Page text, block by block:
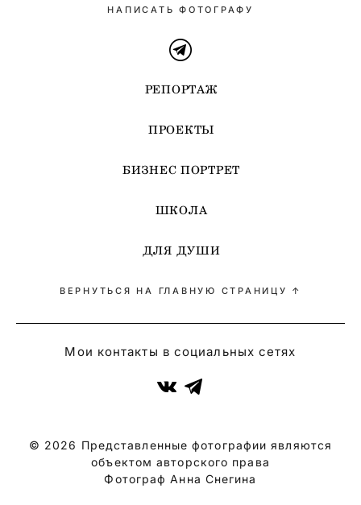
НАПИСАТЬ ФОТОГРАФУ
РЕПОРТАЖ
ПРОЕКТЫ
БИЗНЕС ПОРТРЕТ
ШКОЛА
ДЛЯ ДУШИ
ВЕРНУТЬСЯ НА ГЛАВНУЮ СТРАНИЦУ ↑
Мои контакты в социальных сетях
© 2026 Представленные фотографии являются
объектом авторского права
Фотограф Анна Снегина